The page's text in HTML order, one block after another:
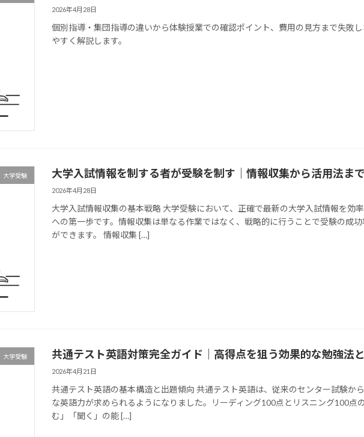
2026年4月28日
個別指導・集団指導の違いから体験授業での確認ポイント、費用の見方まで失敗
やすく解説します。
大学受験 大学入試情報を制する者が受験を制す｜情報収集から活用法ま
2026年4月28日
大学入試情報収集の基本戦略 大学受験において、正確で最新の大学入試情報を効
への第一歩です。情報収集は単なる作業ではなく、戦略的に行うことで受験の成
ができます。 情報収集 […]
大学受験 共通テスト英語対策完全ガイド｜高得点を狙う効果的な勉強法
2026年4月21日
共通テスト英語の基本構造と出題傾向 共通テスト英語は、従来のセンター試験か
な英語力が求められるようになりました。リーディング100点とリスニング100点
む」「聞く」の能 […]